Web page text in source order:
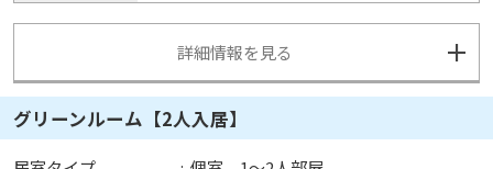
詳細情報を見る
グリーンルーム【2人入居】